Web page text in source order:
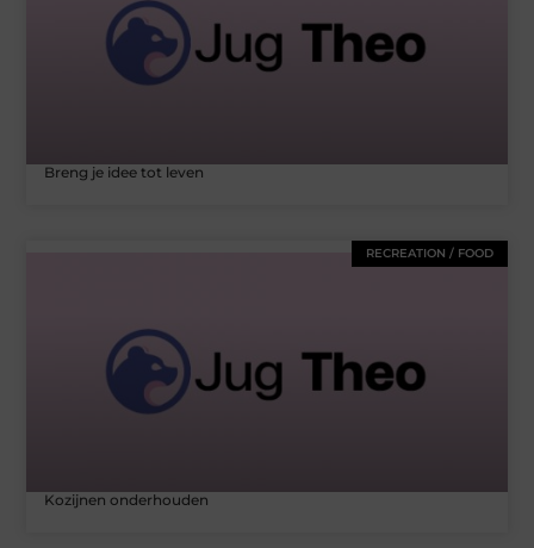
Breng je idee tot leven
RECREATION / FOOD
Kozijnen onderhouden